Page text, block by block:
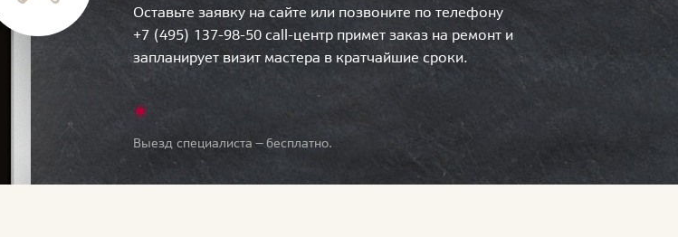
Оставьте заявку на сайте или позвоните по телефону
+7 (495) 137-98-50 call-центр примет заказ на ремонт и
запланирует визит мастера в кратчайшие сроки.
Выезд специалиста — бесплатно.